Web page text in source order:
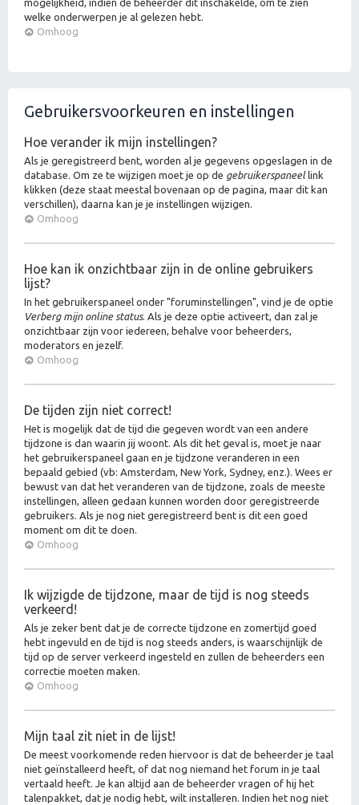
mogelijkheid, indien de beheerder dit inschakelde, om te zien
welke onderwerpen je al gelezen hebt.
Omhoog
Gebruikersvoorkeuren en instellingen
Hoe verander ik mijn instellingen?
Als je geregistreerd bent, worden al je gegevens opgeslagen in de
database. Om ze te wijzigen moet je op de gebruikerspaneellink
klikken (deze staat meestal bovenaan op de pagina, maar dit kan
verschillen), daarna kan je je instellingen wijzigen.
Omhoog
Hoe kan ik onzichtbaar zijn in de online gebruikers
lijst?
In het gebruikerspaneel onder "foruminstellingen", vind je de optie
Verberg mijn online status. Als je deze optie activeert, dan zal je
onzichtbaar zijn voor iedereen, behalve voor beheerders,
moderators en jezelf.
Omhoog
De tijden zijn niet correct!
Het is mogelijk dat de tijd die gegeven wordt van een andere
tijdzone is dan waarin jij woont. Als dit het geval is, moet je naar
het gebruikerspaneel gaan en je tijdzone veranderen in een
bepaald gebied (vb: Amsterdam, New York, Sydney, enz.). Wees er
bewust van dat het veranderen van de tijdzone, zoals de meeste
instellingen, alleen gedaan kunnen worden door geregistreerde
gebruikers. Als je nog niet geregistreerd bent is dit een goed
moment om dit te doen.
Omhoog
Ik wijzigde de tijdzone, maar de tijd is nog steeds
verkeerd!
Als je zeker bent dat je de correcte tijdzone en zomertijd goed
hebt ingevuld en de tijd is nog steeds anders, is waarschijnlijk de
tijd op de server verkeerd ingesteld en zullen de beheerders een
correctie moeten maken.
Omhoog
Mijn taal zit niet in de lijst!
De meest voorkomende reden hiervoor is dat de beheerder je taal
niet geïnstalleerd heeft, of dat nog niemand het forum in je taal
vertaald heeft. Je kan altijd aan de beheerder vragen of hij het
talenpakket, dat je nodig hebt, wilt installeren. Indien het nog niet